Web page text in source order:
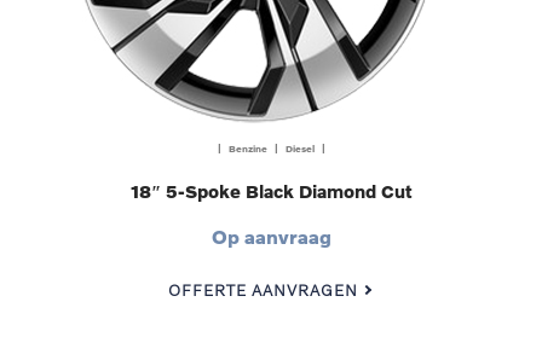
| Benzine | Diesel |
18″ 5-Spoke Black Diamond Cut
Op aanvraag
OFFERTE AANVRAGEN